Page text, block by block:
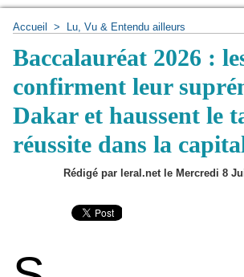
Accueil > Lu, Vu & Entendu ailleurs
Baccalauréat 2026 :
confirment leur
Dakar et haussent le
réussite dans la
Rédigé par leral.net le Mercredi 8